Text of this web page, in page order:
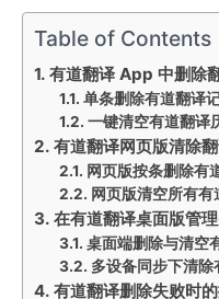
Table of Contents
有道翻译 App 中删除
单条删除有道翻译
一键清空有道翻译
有道翻译网页版清除
网页版按条删除有
网页版清空所有有
在有道翻译桌面版管
桌面端删除与清空
多设备同步下清除
有道翻译删除失败时